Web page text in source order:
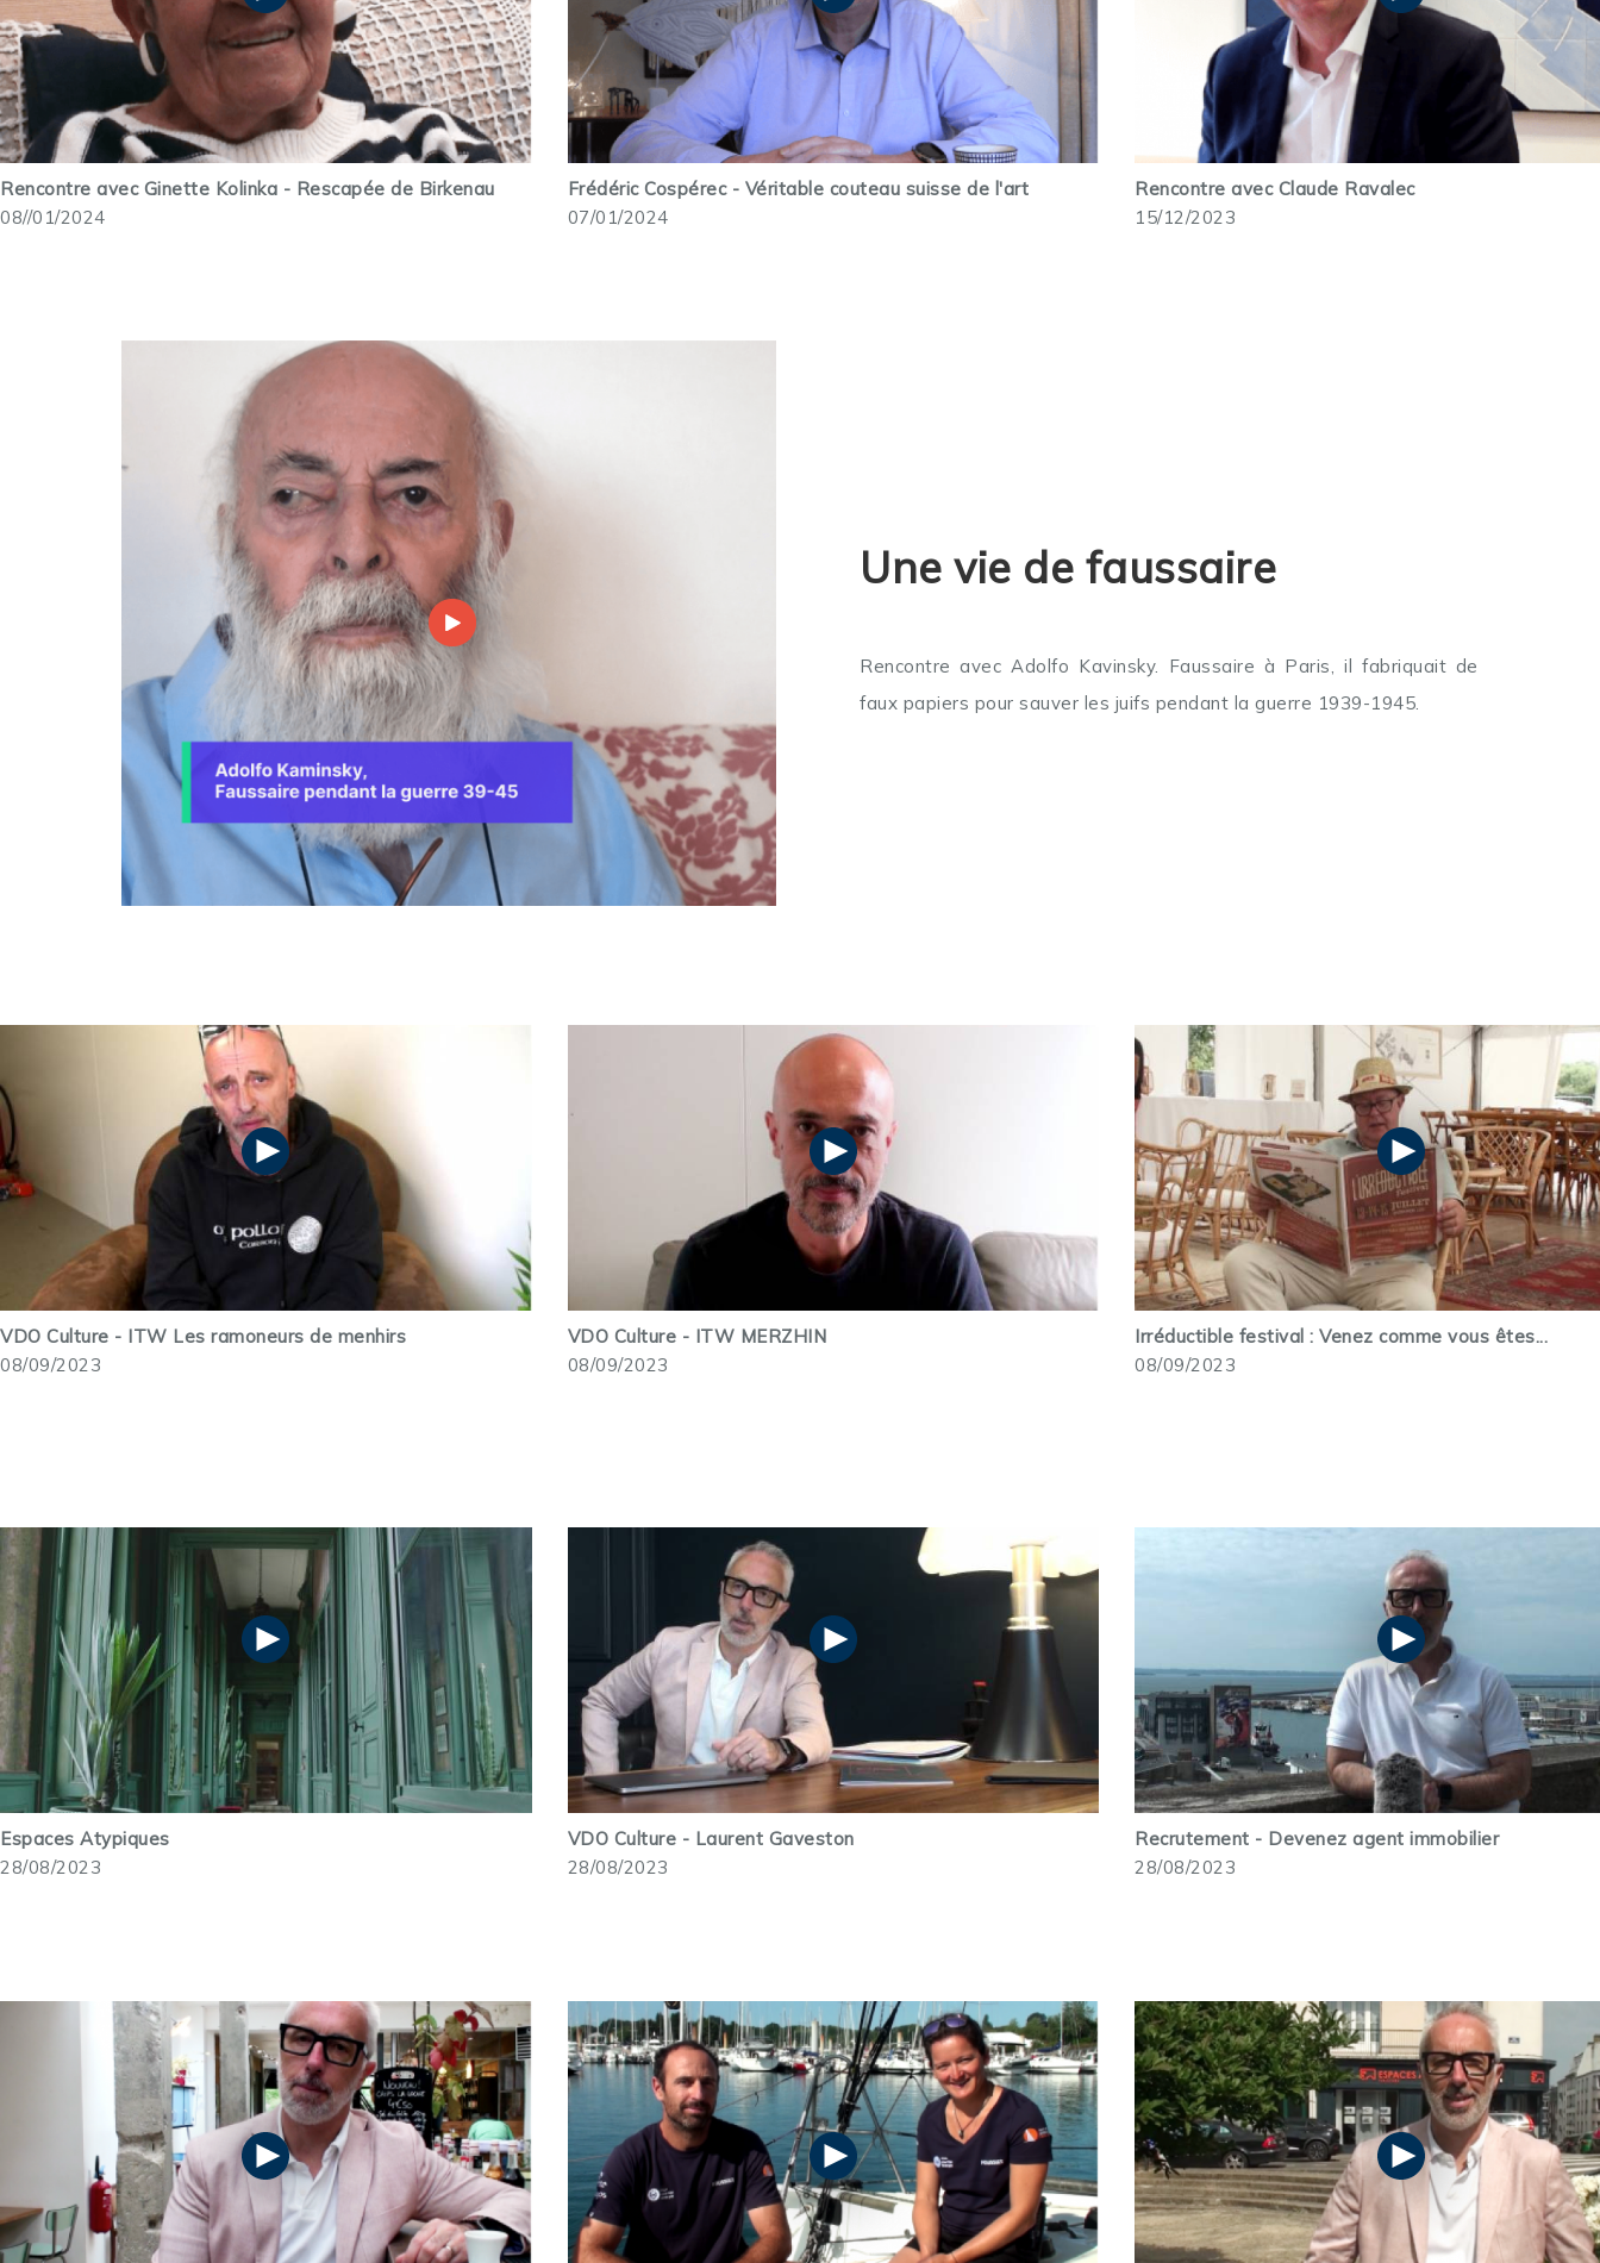
Rencontre avec Ginette Kolinka - Rescapée de Birkenau
08//01/2024
Frédéric Cospérec - Véritable couteau suisse de l'art
07/01/2024
Rencontre avec Claude Ravalec
15/12/2023
Une vie de faussaire
Rencontre avec Adolfo Kavinsky. Faussaire à Paris, il fabriquait de
faux papiers pour sauver les juifs pendant la guerre 1939-1945.
VDO Culture - ITW Les ramoneurs de menhirs
08/09/2023
VDO Culture - ITW MERZHIN
08/09/2023
Irréductible festival : Venez comme vous êtes...
08/09/2023
Espaces Atypiques
28/08/2023
VDO Culture - Laurent Gaveston
28/08/2023
Recrutement - Devenez agent immobilier
28/08/2023